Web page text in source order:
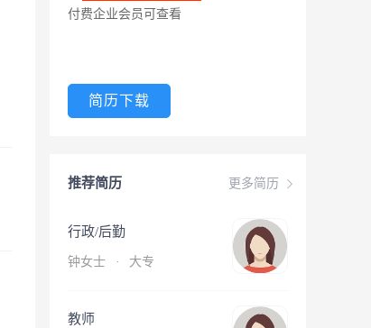
付费企业会员可查看
简历下载
更多简历
推荐简历
行政/后勤
钟女士 · 大专
教师